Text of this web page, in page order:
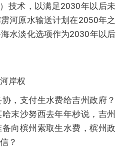
）技术，以满足2030年以后未
河原水输送计划在2050年之
水淡化选项作为2030年以后
岸权
，支付生水费给吉州政府？
末沙努西去年年杪说，吉州
向槟州索取生水费，槟州政
？